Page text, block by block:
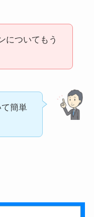
についてもう
簡単